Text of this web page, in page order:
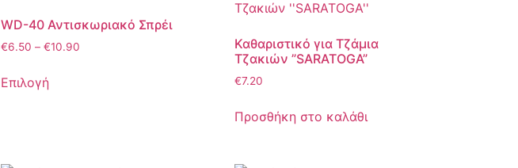
WD-40 Αντισκωριακό Σπρέι
€6.50 – €10.90
Επιλογή
Καθαριστικό για Τζάμια
Τζακιών ”SARATOGA”
€7.20
Προσθήκη στο καλάθι